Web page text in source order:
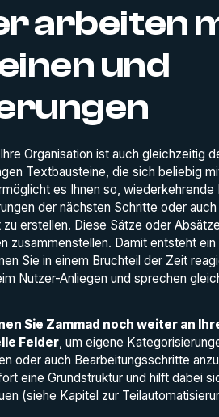
arbeiten
und
Organisation ist auch gleichzeitig
Textbausteine, die sich beliebig
es Ihnen so,
der nächsten Schritte oder
erstellen. Diese Sätze oder
zusammenstellen. Damit entsteht
Sie in einem Bruchteil der Zeit
Nutzer-Anliegen und sprechen
Sie Zammad noch weiter an
Felder, um eigene
oder auch Bearbeitungsschritte
eine Grundstruktur und hilft dabei
(siehe Kapitel zur